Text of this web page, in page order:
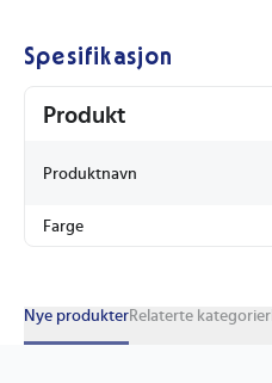
Spesifikasjon
Produkt
Produktnavn
Farge
Nye produkterRelaterte kategorier